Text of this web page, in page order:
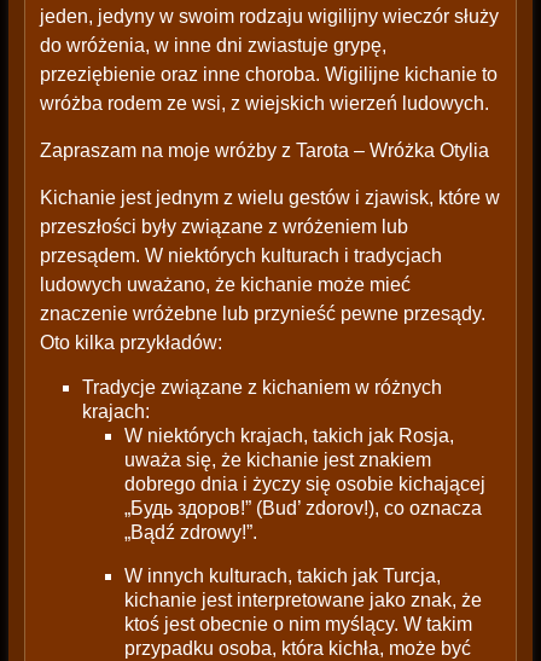
jeden, jedyny w swoim rodzaju wigilijny wieczór służy
do wróżenia, w inne dni zwiastuje grypę,
przeziębienie oraz inne choroba. Wigilijne kichanie to
wróżba rodem ze wsi, z wiejskich wierzeń ludowych.
Zapraszam na moje wróżby z Tarota – Wróżka Otylia
Kichanie jest jednym z wielu gestów i zjawisk, które w
przeszłości były związane z wróżeniem lub
przesądem. W niektórych kulturach i tradycjach
ludowych uważano, że kichanie może mieć
znaczenie wróżebne lub przynieść pewne przesądy.
Oto kilka przykładów:
Tradycje związane z kichaniem w różnych
krajach:
W niektórych krajach, takich jak Rosja,
uważa się, że kichanie jest znakiem
dobrego dnia i życzy się osobie kichającej
„Будь здоров!” (Bud’ zdorov!), co oznacza
„Bądź zdrowy!”.
W innych kulturach, takich jak Turcja,
kichanie jest interpretowane jako znak, że
ktoś jest obecnie o nim myślący. W takim
przypadku osoba, która kichła, może być